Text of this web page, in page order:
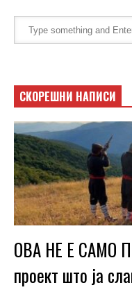
СКОРЕШНИ НАПИСИ
ОВА НЕ Е САМО
проект што ја